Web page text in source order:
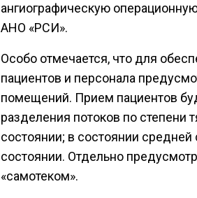
ангиографическую
АНО «РСИ».
Особо отмечается, что для
пациентов и персонала
помещений. Прием пациентов
разделения потоков по степени
состоянии; в состоянии
состоянии. Отдельно
«самотеком».